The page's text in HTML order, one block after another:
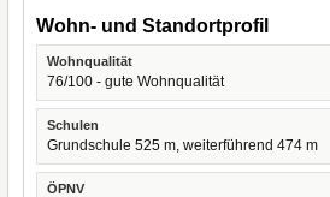
Wohn- und Standortprofil
Wohnqualität
76/100 - gute Wohnqualität
Schulen
Grundschule 525 m, weiterführend 474 m
ÖPNV